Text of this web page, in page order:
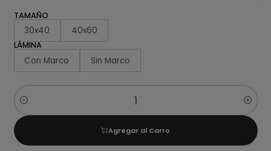
TAMAÑO
30x40 40x60
LÁMINA
Con Marco Sin Marco
Cantidad
Agregar al Carro